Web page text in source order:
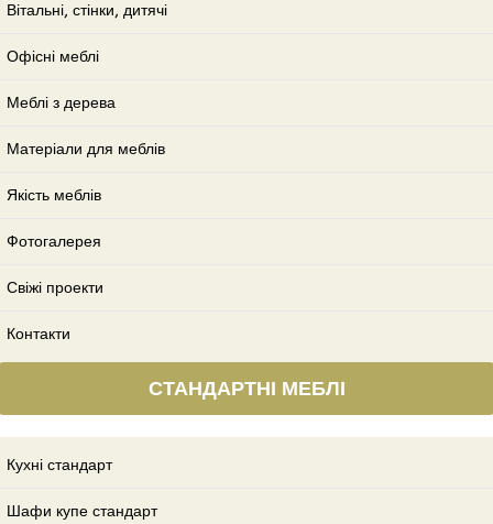
Вітальні, стінки, дитячі
Офісні меблі
Меблі з дерева
Матеріали для меблів
Якість меблів
Фотогалерея
Свіжі проекти
Контакти
СТАНДАРТНІ МЕБЛІ
Кухні стандарт
Шафи купе стандарт